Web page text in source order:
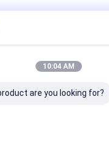
10:04 AM
are you looking for?